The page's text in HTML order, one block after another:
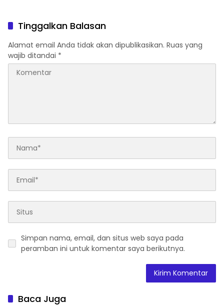
Tinggalkan Balasan
Alamat email Anda tidak akan dipublikasikan. Ruas yang
wajib ditandai *
Simpan nama, email, dan situs web saya pada
peramban ini untuk komentar saya berikutnya.
Baca Juga